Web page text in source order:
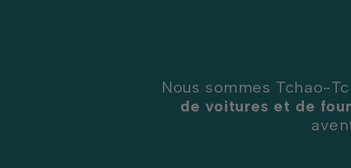
Nous sommes Tchao-
de voitures et de